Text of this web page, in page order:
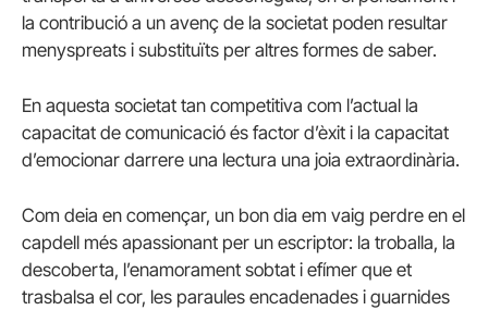
la contribució a un avenç de la societat poden resultar
menyspreats i substituïts per altres formes de saber.
En aquesta societat tan competitiva com l’actual la
capacitat de comunicació és factor d’èxit i la capacitat
d’emocionar darrere una lectura una joia extraordinària.
Com deia en començar, un bon dia em vaig perdre en el
capdell més apassionant per un escriptor: la troballa, la
descoberta, l’enamorament sobtat i efímer que et
trasbalsa el cor, les paraules encadenades i guarnides